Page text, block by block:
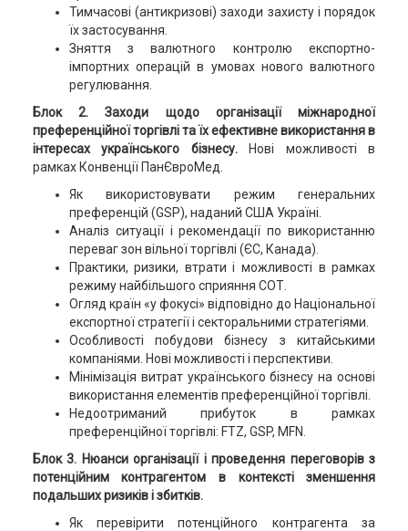
Тимчасові (антикризові) заходи захисту і порядок
їх застосування.
Зняття з валютного контролю експортно-
імпортних операцій в умовах нового валютного
регулювання.
Блок 2. Заходи щодо організації міжнародної
преференційної торгівлі та їх ефективне використання в
інтересах українського бізнесу.
Нові можливості в
рамках Конвенції ПанЄвроМед.
Як використовувати режим генеральних
преференцій (GSP), наданий США Україні.
Аналіз ситуації і рекомендації по використанню
переваг зон вільної торгівлі (ЄС, Канада).
Практики, ризики, втрати і можливості в рамках
режиму найбільшого сприяння СОТ.
Огляд країн «у фокусі» відповідно до Національної
експортної стратегії і секторальними стратегіями.
Особливості побудови бізнесу з китайськими
компаніями. Нові можливості і перспективи.
Мінімізація витрат українського бізнесу на основі
використання елементів преференційної торгівлі.
Недоотриманий прибуток в рамках
преференційної торгівлі: FTZ, GSP, MFN.
Блок 3. Нюанси організації і проведення переговорів з
потенційним контрагентом в контексті зменшення
подальших ризиків і збитків.
Як перевірити потенційного контрагента за